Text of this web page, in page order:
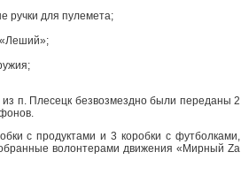
ручки для пулемета;
«Леший»;
п. Плесецк безвозмездно были переданы 2
с продуктами и 3 коробки с футболками,
волонтерами движения «Мирный Za